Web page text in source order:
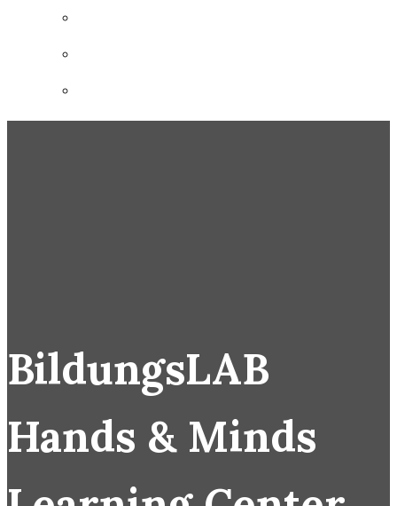
BildungsLAB
Hands & Minds